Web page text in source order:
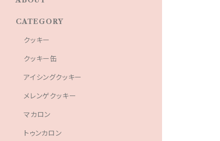
CATEGORY
クッキー
クッキー缶
アイシングクッキー
メレンゲクッキー
マカロン
トゥンカロン